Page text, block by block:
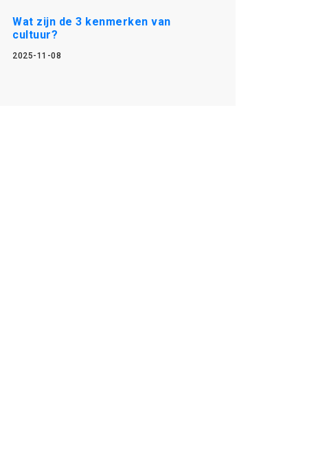
Wat zijn de 3 kenmerken van
cultuur?
2025-11-08